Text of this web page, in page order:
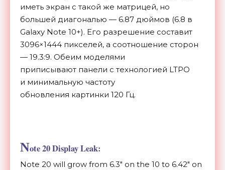
иметь экран с такой же матрицей, но
большей диагональю — 6.87 дюймов (6.8 в
Galaxy Note 10+). Его разрешение составит
3096×1444 пикселей, а соотношение сторон
— 19.3:9. Обеим моделями
приписывают панели с технологией LTPO
и минимальную частоту
обновления картинки 120 Гц.
Note 20 Display Leak:
Note 20 will grow from 6.3" on the 10 to 6.42" on